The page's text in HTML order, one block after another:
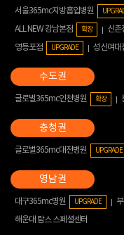
서울365mc지방흡입병원
ALL NEW 강남본점 확장 신촌
영등포점
UPGRADE 성신여대
글로벌365mc인천병원 확장
글로벌365mc대전병원 UPGRADE
대구365mc병원 UPGRADE
해운대 람스 스페셜센터